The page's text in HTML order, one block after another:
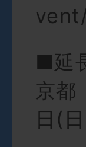
■延
京都
日(